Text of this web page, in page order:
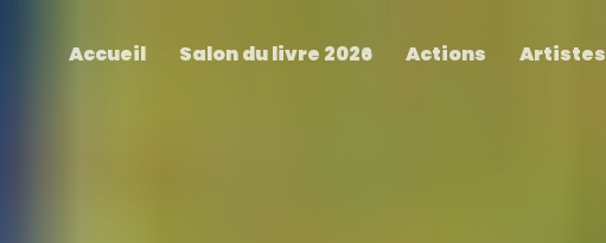
Accueil Salon du livre 2026 Actions Artistes